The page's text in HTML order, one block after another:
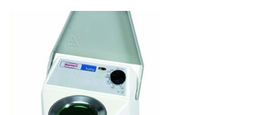
Mon compte